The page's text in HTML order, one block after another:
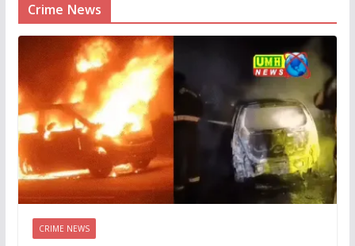
Crime News
CRIME NEWS